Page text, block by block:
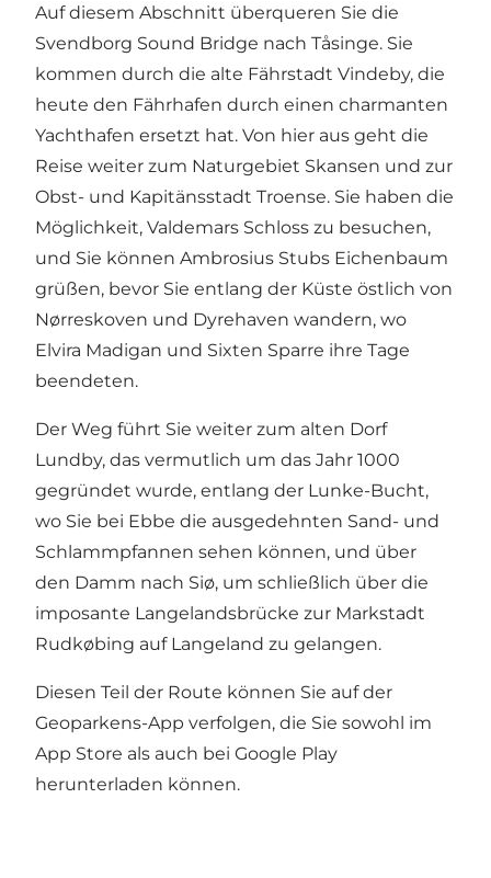
Auf diesem Abschnitt überqueren Sie die
Svendborg Sound Bridge nach Tåsinge. Sie
kommen durch die alte Fährstadt Vindeby, die
heute den Fährhafen durch einen charmanten
Yachthafen ersetzt hat. Von hier aus geht die
Reise weiter zum Naturgebiet Skansen und zur
Obst- und Kapitänsstadt Troense. Sie haben die
Möglichkeit, Valdemars Schloss zu besuchen,
und Sie können Ambrosius Stubs Eichenbaum
grüßen, bevor Sie entlang der Küste östlich von
Nørreskoven und Dyrehaven wandern, wo
Elvira Madigan und Sixten Sparre ihre Tage
beendeten.
Der Weg führt Sie weiter zum alten Dorf
Lundby, das vermutlich um das Jahr 1000
gegründet wurde, entlang der Lunke-Bucht,
wo Sie bei Ebbe die ausgedehnten Sand- und
Schlammpfannen sehen können, und über
den Damm nach Siø, um schließlich über die
imposante Langelandsbrücke zur Markstadt
Rudkøbing auf Langeland zu gelangen.
Diesen Teil der Route können Sie auf der
Geoparkens-App verfolgen, die Sie sowohl im
App Store als auch bei Google Play
herunterladen können.